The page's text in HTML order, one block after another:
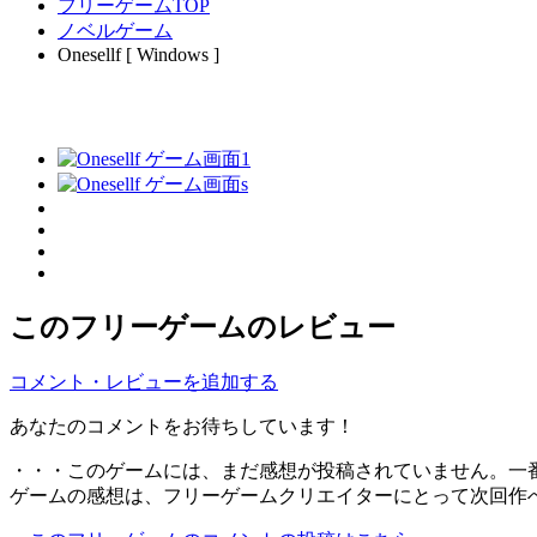
フリーゲームTOP
ノベルゲーム
Onesellf [ Windows ]
このフリーゲームのレビュー
コメント・レビューを追加する
あなたのコメントをお待ちしています！
・・・このゲームには、まだ感想が投稿されていません。一
ゲームの感想は、フリーゲームクリエイターにとって次回作